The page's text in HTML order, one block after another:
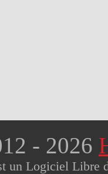
- 2026
un Logiciel Libre